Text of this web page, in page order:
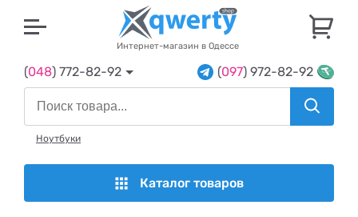
Интернет-магазин в Одессе
(048) 772-82-92 (097) 972-82-92
Ноутбуки
Каталог товаров